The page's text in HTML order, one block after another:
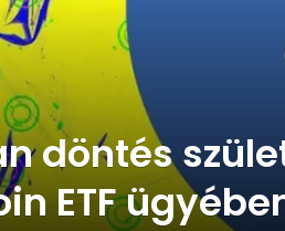
döntés
ETF